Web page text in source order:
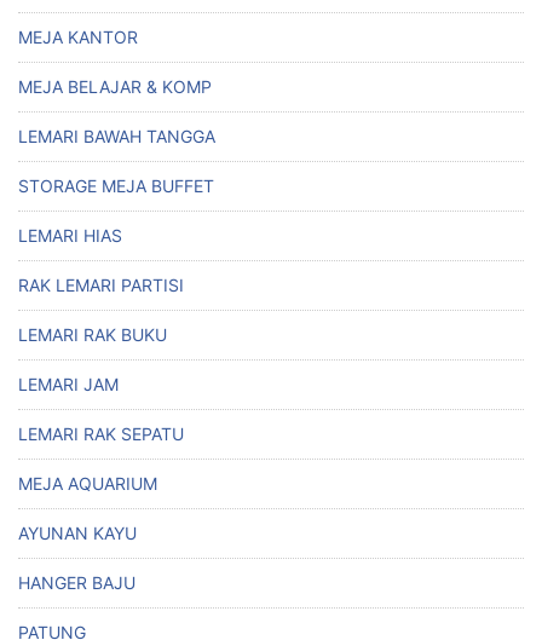
MEJA KANTOR
MEJA BELAJAR & KOMP
LEMARI BAWAH TANGGA
STORAGE MEJA BUFFET
LEMARI HIAS
RAK LEMARI PARTISI
LEMARI RAK BUKU
LEMARI JAM
LEMARI RAK SEPATU
MEJA AQUARIUM
AYUNAN KAYU
HANGER BAJU
PATUNG